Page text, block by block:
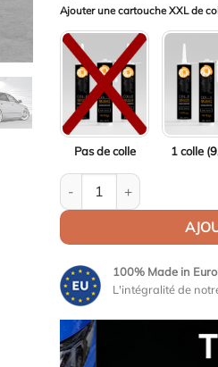
Ajouter une cartouche XXL de
Pas de colle 1 colle (
quantité de Aileron Col
100% Made in
L'intégralité de